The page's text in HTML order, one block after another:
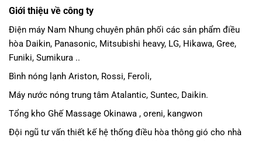
Giới thiệu về công ty
Điện máy Nam Nhung chuyên phân phối các sản phẩm điều
hòa Daikin, Panasonic, Mitsubishi heavy, LG, Hikawa, Gree,
Funiki, Sumikura ..
Bình nóng lạnh Ariston, Rossi, Feroli,
Máy nước nóng trung tâm Atalantic, Suntec, Daikin.
Tổng kho Ghế Massage Okinawa , oreni, kangwon
Đội ngũ tư vấn thiết kế hệ thống điều hòa thông gió cho nhà